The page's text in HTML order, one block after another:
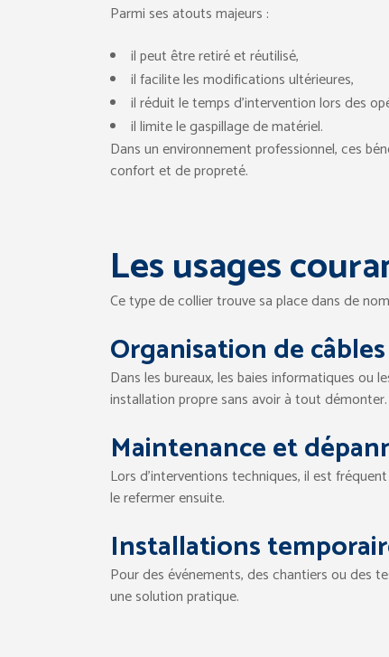
Parmi ses atouts majeurs :
il peut être retiré et réutilisé,
il facilite les modifications ultérieures,
il réduit le temps d’intervention lors des
il limite le gaspillage de matériel.
Dans un environnement professionnel, ces
confort et de propreté.
Les usages
Ce type de collier trouve sa place dans de
Organisation de câbles
Dans les bureaux, les baies informatiques ou
installation propre sans avoir à tout démonter.
Maintenance et
Lors d’interventions techniques, il est
le refermer ensuite.
Installations
Pour des événements, des chantiers ou des
une solution pratique.